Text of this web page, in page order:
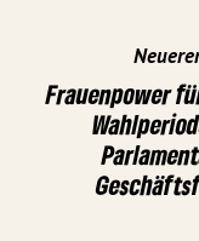
Frauenpower